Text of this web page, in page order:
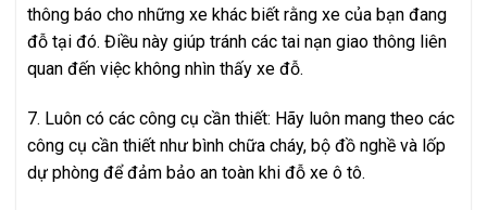
thông báo cho những xe khác biết rằng xe của bạn đang
đỗ tại đó. Điều này giúp tránh các tai nạn giao thông liên
quan đến việc không nhìn thấy xe đỗ.
7. Luôn có các công cụ cần thiết: Hãy luôn mang theo các
công cụ cần thiết như bình chữa cháy, bộ đồ nghề và lốp
dự phòng để đảm bảo an toàn khi đỗ xe ô tô.